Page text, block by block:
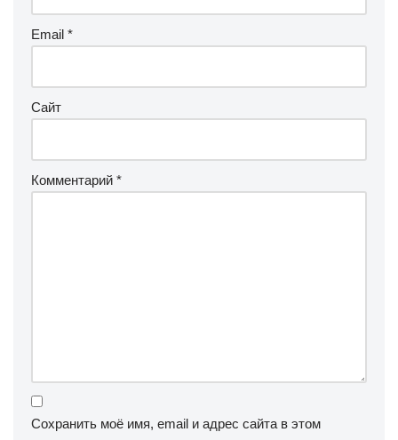
Email *
Сайт
Комментарий *
Сохранить моё имя, email и адрес сайта в этом